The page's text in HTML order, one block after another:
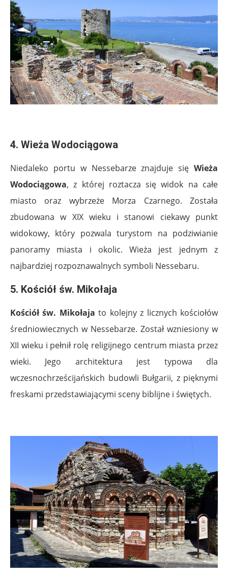
4. Wieża Wodociągowa
Niedaleko portu w Nessebarze znajduje się Wieża
Wodociągowa, z której roztacza się widok na całe
miasto oraz wybrzeże Morza Czarnego. Została
zbudowana w XIX wieku i stanowi ciekawy punkt
widokowy, który pozwala turystom na podziwianie
panoramy miasta i okolic. Wieża jest jednym z
najbardziej rozpoznawalnych symboli Nessebaru.
5. Kościół św. Mikołaja
Kościół św. Mikołaja to kolejny z licznych kościołów
średniowiecznych w Nessebarze. Został wzniesiony w
XII wieku i pełnił rolę religijnego centrum miasta przez
wieki. Jego architektura jest typowa dla
wczesnochrześcijańskich budowli Bułgarii, z pięknymi
freskami przedstawiającymi sceny biblijne i świętych.